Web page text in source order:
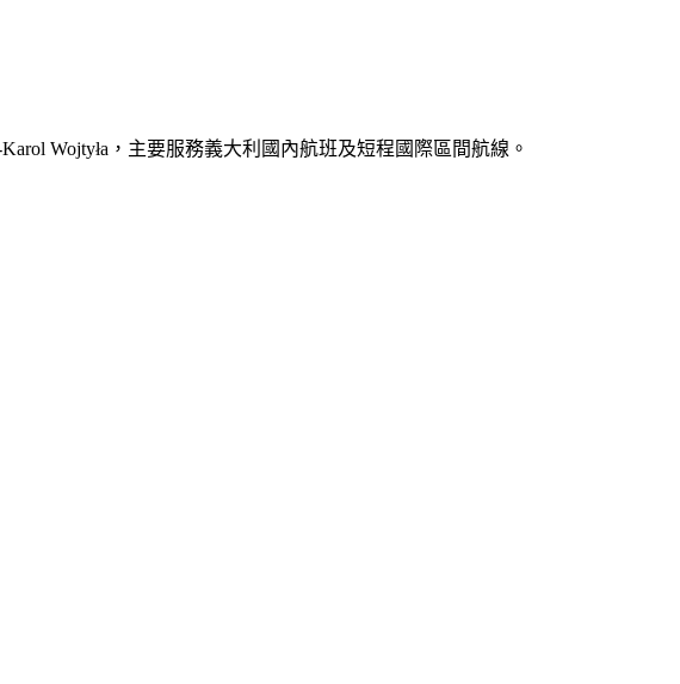
Wojtyła，主要服務義大利國內航班及短程國際區間航線。